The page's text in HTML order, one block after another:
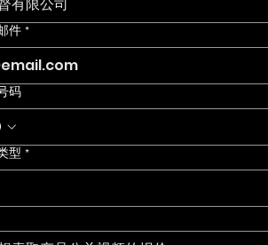
件 *
码
型 *